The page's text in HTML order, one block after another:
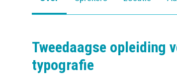
Tweedaagse opleiding
typografie